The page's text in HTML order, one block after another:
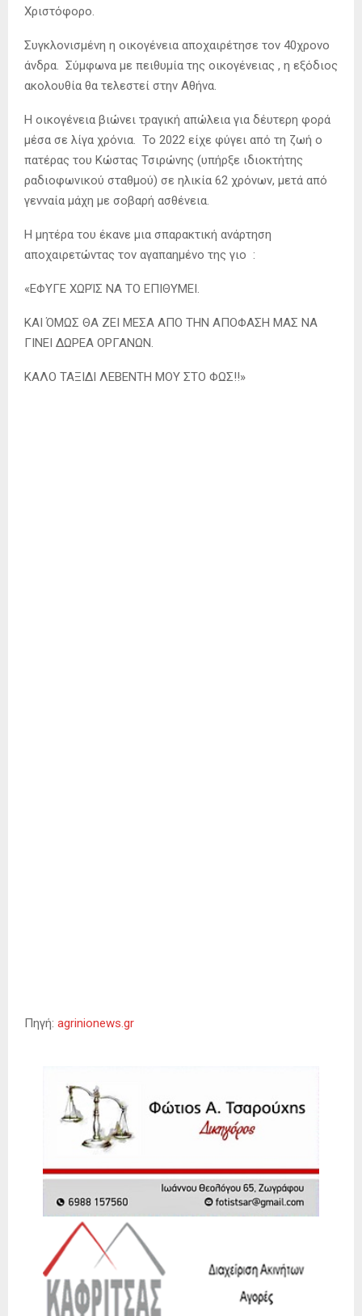
Χριστόφορο.
Συγκλονισμένη η οικογένεια αποχαιρέτησε τον 40χρονο
άνδρα. Σύμφωνα με πειθυμία της οικογένειας , η εξόδιος
ακολουθία θα τελεστεί στην Αθήνα.
Η οικογένεια βιώνει τραγική απώλεια για δέυτερη φορά
μέσα σε λίγα χρόνια. Το 2022 είχε φύγει από τη ζωή ο
πατέρας του Κώστας Τσιρώνης (υπήρξε ιδιοκτήτης
ραδιοφωνικού σταθμού) σε ηλικία 62 χρόνων, μετά από
γενναία μάχη με σοβαρή ασθένεια.
Η μητέρα του έκανε μια σπαρακτική ανάρτηση
αποχαιρετώντας τον αγαπαημένο της γιο :
«ΕΦΥΓΕ ΧΩΡΊΣ ΝΑ ΤΟ ΕΠΙΘΥΜΕΙ.
ΚΑΙ ΌΜΩΣ ΘΑ ΖΕΙ ΜΕΣΑ ΑΠΟ ΤΗΝ ΑΠΟΦΑΣΗ ΜΑΣ ΝΑ
ΓΙΝΕΙ ΔΩΡΕΑ ΟΡΓΑΝΩΝ.
ΚΑΛΟ ΤΑΞΙΔΙ ΛΕΒΕΝΤΗ ΜΟΥ ΣΤΟ ΦΩΣ!!»
Πηγή: agrinionews.gr